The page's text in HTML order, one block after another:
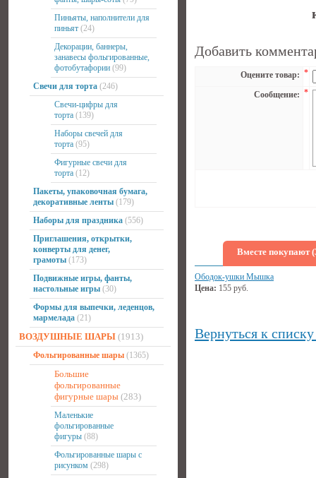
Пиньяты, наполнители для
пиньят (24)
Декорации, баннеры,
занавесы фольгированные,
фотобутафории (99)
Свечи для торта (246)
Свечи-цифры для
торта (139)
Наборы свечей для
торта (95)
Фигурные свечи для
торта (12)
Пакеты, упаковочная бумага,
декоративные ленты (179)
Наборы для праздника (556)
Приглашения, открытки,
конверты для денег,
грамоты (173)
Подвижные игры, фанты,
настольные игры (30)
Формы для выпечки, леденцов,
мармелада (21)
ВОЗДУШНЫЕ ШАРЫ (1913)
Фольгированные шары (1365)
Большие
фольгированные
фигурные шары (283)
Маленькие
фольгированные
фигуры (88)
Фольгированные шары с
рисунком (298)
Добавить
Оцените товар: *
Сообщение: *
Вместе покупают
Ободок-ушки Мышка
Цена: 155 руб.
Вернуться к списку